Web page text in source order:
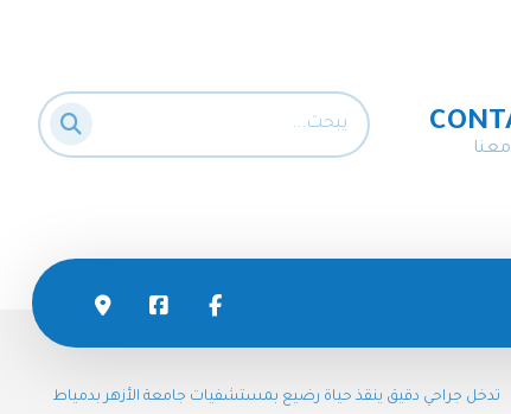
تدخل جراحي دقيق ينقذ حياة رضيع بمستشفيات جامعة الأزهر بدمياط